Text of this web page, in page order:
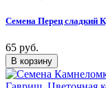
Семена Перец сладкий
65 руб.